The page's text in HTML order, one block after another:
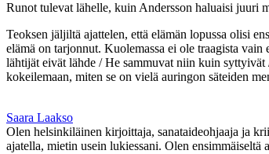
Runot tulevat lähelle, kuin Andersson haluaisi juuri
Teoksen jäljiltä ajattelen, että elämän lopussa olisi
elämä on tarjonnut. Kuolemassa ei ole traagista
lähtijät eivät lähde / He sammuvat niin kuin
kokeilemaan, miten se on vielä auringon säteiden
Saara Laakso
Olen helsinkiläinen kirjoittaja, sanataideohjaaja ja
ajatella, mietin usein lukiessani. Olen